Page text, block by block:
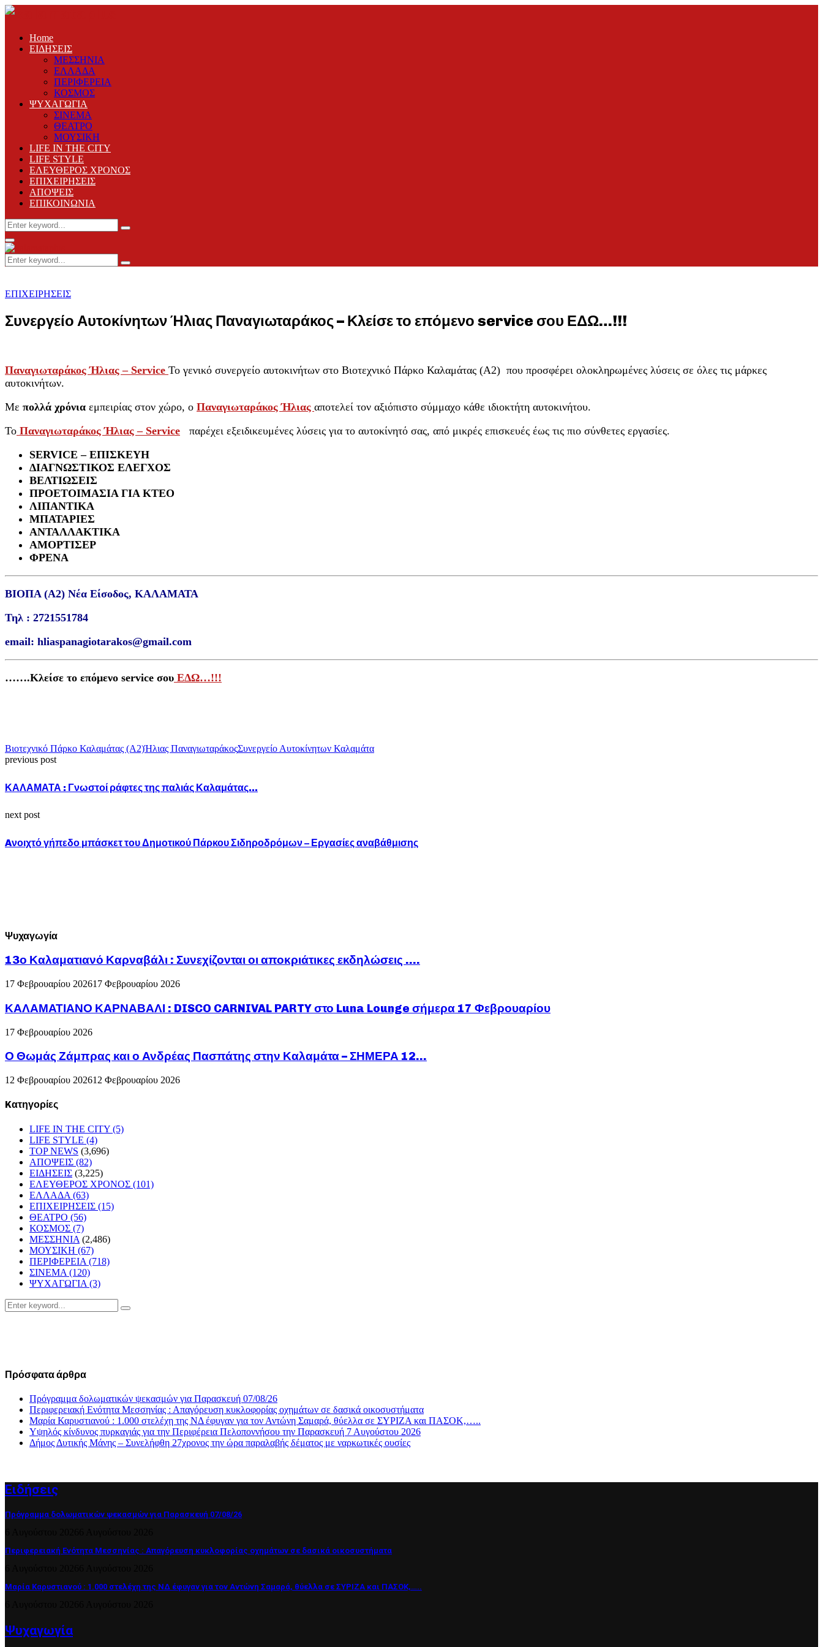
Home
ΕΙΔΗΣΕΙΣ
ΜΕΣΣΗΝΙΑ
ΕΛΛΑΔΑ
ΠΕΡΙΦΕΡΕΙΑ
ΚΟΣΜΟΣ
ΨΥΧΑΓΩΓΙΑ
ΣΙΝΕΜΑ
ΘΕΑΤΡΟ
ΜΟΥΣΙΚΗ
LIFE IN THE CITY
LIFE STYLE
ΕΛΕΥΘΕΡΟΣ ΧΡΟΝΟΣ
ΕΠΙΧΕΙΡΗΣΕΙΣ
ΑΠΟΨΕΙΣ
ΕΠΙΚΟΙΝΩΝΙΑ
Search
for:
Search
Primary
Menu
Search
for:
Search
ΕΠΙΧΕΙΡΗΣΕΙΣ
Συνεργείο Αυτοκίνητων Ήλιας Παναγιωταράκος – Κλείσε το επόμενο service σου ΕΔΩ…!!!
Παναγιωταράκος Ήλιας – Service Το γενικό συνεργείο αυτοκινήτων στο Βιοτεχνικό Πάρκο Καλαμάτας (Α2) που προσφέρει ολοκληρωμένες λύσεις σε όλες τις μάρκες
αυτοκινήτων.
Με πολλά χρόνια εμπειρίας στον χώρο, ο Παναγιωταράκος Ήλιας αποτελεί τον αξιόπιστο σύμμαχο κάθε ιδιοκτήτη αυτοκινήτου.
Το Παναγιωταράκος Ήλιας – Service παρέχει εξειδικευμένες λύσεις για το αυτοκίνητό σας, από μικρές επισκευές έως τις πιο σύνθετες εργασίες.
SERVICE – ΕΠΙΣΚΕΥΗ
ΔΙΑΓΝΩΣΤΙΚΟΣ ΕΛΕΓΧΟΣ
ΒΕΛΤΙΩΣΕΙΣ
ΠΡΟΕΤΟΙΜΑΣΙΑ ΓΙΑ ΚΤΕΟ
ΛΙΠΑΝΤΙΚΑ
ΜΠΑΤΑΡΙΕΣ
ΑΝΤΑΛΛΑΚΤΙΚΑ
ΑΜΟΡΤΙΣΕΡ
ΦΡΕΝΑ
ΒΙΟΠΑ (Α2) Νέα Είσοδος, ΚΑΛΑΜΑΤΑ
Τηλ : 2721551784
email: hliaspanagiotarakos@gmail.com
…….Κλείσε το επόμενο service σου ΕΔΩ…!!!
Βιοτεχνικό Πάρκο Καλαμάτας (Α2)Ήλιας ΠαναγιωταράκοςΣυνεργείο Αυτοκίνητων Καλαμάτα
previous post
ΚΑΛΑΜΑΤΑ : Γνωστοί ράφτες της παλιάς Καλαμάτας…
next post
Aνοιχτό γήπεδο μπάσκετ του Δημοτικού Πάρκου Σιδηροδρόμων – Εργασίες αναβάθμισης
Ψυχαγωγία
13ο Καλαματιανό Καρναβάλι : Συνεχίζονται οι αποκριάτικες εκδηλώσεις ….
17 Φεβρουαρίου 202617 Φεβρουαρίου 2026
ΚΑΛΑΜΑΤΙΑΝΟ ΚΑΡΝΑΒΑΛΙ : DISCO CARNIVAL PARTY στο Luna Lounge σήμερα 17 Φεβρουαρίου
17 Φεβρουαρίου 2026
Ο Θωμάς Ζάμπρας και ο Ανδρέας Πασπάτης στην Καλαμάτα – ΣΗΜΕΡΑ 12...
12 Φεβρουαρίου 202612 Φεβρουαρίου 2026
Kατηγορίες
LIFE IN THE CITY (5)
LIFE STYLE (4)
TOP NEWS (3,696)
ΑΠΟΨΕΙΣ (82)
ΕΙΔΗΣΕΙΣ (3,225)
ΕΛΕΥΘΕΡΟΣ ΧΡΟΝΟΣ (101)
ΕΛΛΑΔΑ (63)
ΕΠΙΧΕΙΡΗΣΕΙΣ (15)
ΘΕΑΤΡΟ (56)
ΚΟΣΜΟΣ (7)
ΜΕΣΣΗΝΙΑ (2,486)
ΜΟΥΣΙΚΗ (67)
ΠΕΡΙΦΕΡΕΙΑ (718)
ΣΙΝΕΜΑ (120)
ΨΥΧΑΓΩΓΙΑ (3)
Search
for:
Search
Πρόσφατα άρθρα
Πρόγραμμα δολωματικών ψεκασμών για Παρασκευή 07/08/26
Περιφερειακή Ενότητα Μεσσηνίας : Απαγόρευση κυκλοφορίας οχημάτων σε δασικά οικοσυστήματα
Μαρία Καρυστιανού : 1.000 στελέχη της ΝΔ έφυγαν για τον Αντώνη Σαμαρά, θύελλα σε ΣΥΡΙΖΑ και ΠΑΣΟΚ,…..
Υψηλός κίνδυνος πυρκαγιάς για την Περιφέρεια Πελοποννήσου την Παρασκευή 7 Αυγούστου 2026
Δήμος Δυτικής Μάνης – Συνελήφθη 27χρονος την ώρα παραλαβής δέματος με ναρκωτικές ουσίες
Ειδήσεις
Πρόγραμμα δολωματικών ψεκασμών για Παρασκευή 07/08/26
Περιφερειακή Ενότητα Μεσσηνίας : Απαγόρευση κυκλοφορίας οχημάτων σε δασικά οικοσυστήματα
Μαρία Καρυστιανού : 1.000 στελέχη της ΝΔ έφυγαν για τον Αντώνη Σαμαρά, θύελλα σε ΣΥΡΙΖΑ και ΠΑΣΟΚ,…..
Ψυχαγωγία